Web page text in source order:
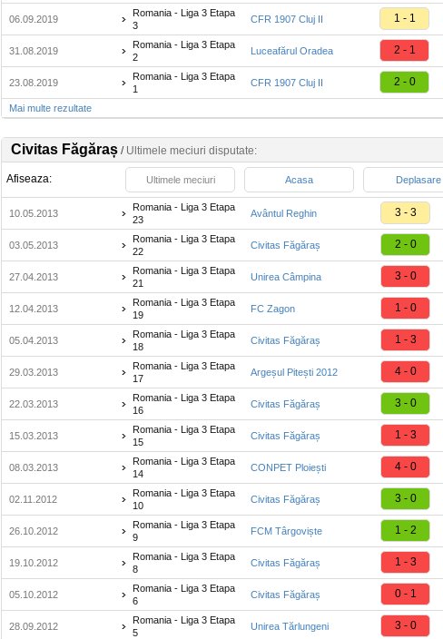
06.09.2019
Romania - Liga 3 Etapa
3
CFR 1907 Cluj II 1 - 1
31.08.2019
Romania - Liga 3 Etapa
2
Luceafărul Oradea 2 - 1
23.08.2019
Romania - Liga 3 Etapa
1
CFR 1907 Cluj II 2 - 0
Mai multe rezultate
Civitas Făgăraș / Ultimele meciuri disputate:
Afiseaza: Ultimele meciuri Acasa Deplasare
10.05.2013
Romania - Liga 3 Etapa
23
Avântul Reghin 3 - 3
03.05.2013
Romania - Liga 3 Etapa
22
Civitas Făgăraș 2 - 0
27.04.2013
Romania - Liga 3 Etapa
21
Unirea Câmpina 3 - 0
12.04.2013
Romania - Liga 3 Etapa
19
FC Zagon 1 - 0
05.04.2013
Romania - Liga 3 Etapa
18
Civitas Făgăraș 1 - 3
29.03.2013
Romania - Liga 3 Etapa
17
Argeșul Pitești 2012 4 - 0
22.03.2013
Romania - Liga 3 Etapa
16
Civitas Făgăraș 3 - 0
15.03.2013
Romania - Liga 3 Etapa
15
Civitas Făgăraș 1 - 3
08.03.2013
Romania - Liga 3 Etapa
14
CONPET Ploiești 4 - 0
02.11.2012
Romania - Liga 3 Etapa
10
Civitas Făgăraș 3 - 0
26.10.2012
Romania - Liga 3 Etapa
9
FCM Târgoviște 1 - 2
19.10.2012
Romania - Liga 3 Etapa
8
Civitas Făgăraș 1 - 3
05.10.2012
Romania - Liga 3 Etapa
6
Civitas Făgăraș 0 - 1
28.09.2012
Romania - Liga 3 Etapa
5
Unirea Tărlungeni 3 - 0